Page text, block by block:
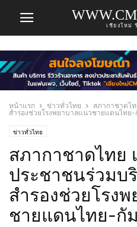
เชียงใหม่
หน้าแรก ข่าวทั่วไทย
สภากาชาดไ
สำรองช่วยโรงพยาบาลแนวชายแดนไทย
ข่าวทั่วไทย
สภากาชาดไทย
ประชาชนร่วมบ
สำรองช่วยโรง
ชายแดนไทย-กั